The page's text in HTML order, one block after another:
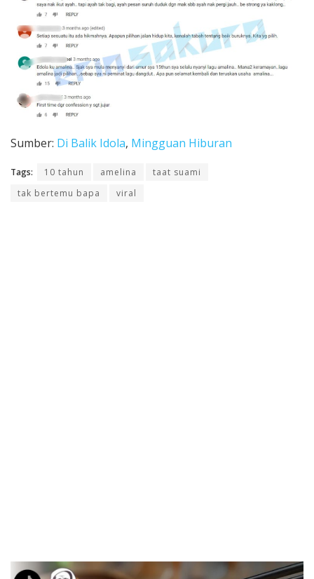
Sumber: Di Balik Idola, Mingguan Hiburan
Tags: 10 tahun amelina
taat suami
tak bertemu bapa
viral